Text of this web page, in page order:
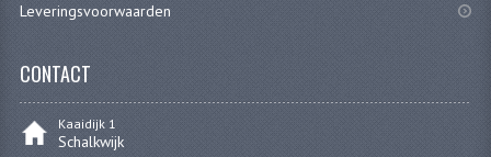
Leveringsvoorwaarden
CONTACT
Kaaidijk 1
Schalkwijk